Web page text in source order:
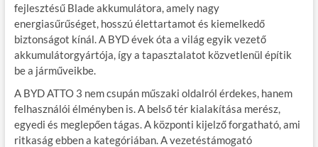
fejlesztésű Blade akkumulátora, amely nagy
energiasűrűséget, hosszú élettartamot és kiemelkedő
biztonságot kínál. A BYD évek óta a világ egyik vezető
akkumulátorgyártója, így a tapasztalatot közvetlenül építik
be a járműveikbe.
A BYD ATTO 3 nem csupán műszaki oldalról érdekes, hanem
felhasználói élményben is. A belső tér kialakítása merész,
egyedi és meglepően tágas. A központi kijelző forgatható, ami
ritkaság ebben a kategóriában. A vezetéstámogató